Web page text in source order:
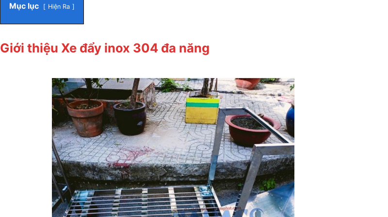
Mục lục
Hiện Ra
Giới thiệu Xe đẩy inox 304 đa năng